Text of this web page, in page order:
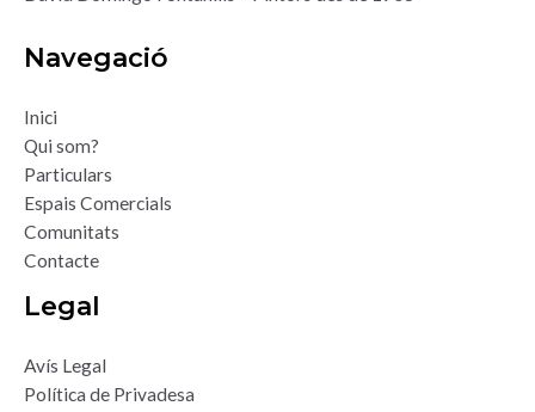
Navegació
Inici
Qui som?
Particulars
Espais Comercials
Comunitats
Contacte
Legal
Avís Legal
Política de Privadesa